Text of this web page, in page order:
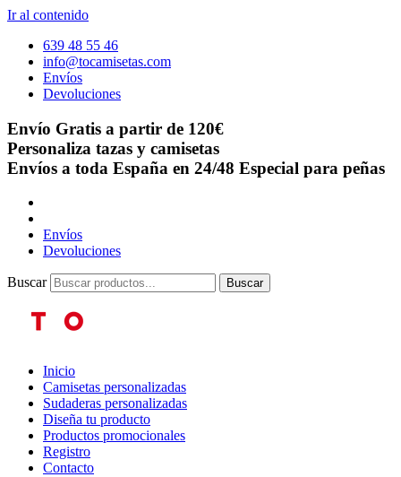
Ir al contenido
639 48 55 46
info@tocamisetas.com
Envíos
Devoluciones
Envío Gratis a partir de 120€
Personaliza tazas y camisetas
Envíos a toda España en 24/48 Especial para peñas
Envíos
Devoluciones
Buscar Buscar
Inicio
Camisetas personalizadas
Sudaderas personalizadas
Diseña tu producto
Productos promocionales
Registro
Contacto